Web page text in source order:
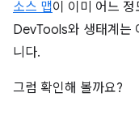
소스 맵이 이미 어느
DevTools와 생태계는
니다.
그럼 확인해 볼까요?